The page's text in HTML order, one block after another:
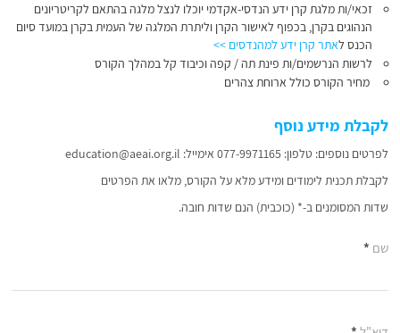
זכאי/ות מלגת קרן ידע הנדסי-אקדמי יוכלו לנצל מלגה בהתאם לקריטריונים
הנהוגים בקרן, בכפוף לאישור הקרן וליתרת המלגה של העמית בקרן במועד סיום
הכנסלאתר קרן ידע למהנדסים >>
לרשות הנרשמים/ות פינת תה / קפה וכיבוד קל במהלך הקורס
מחיר הקורס כולל ארוחת צהרים
לקבלת מידע נוסף
לפרטים נוספים: טלפון: 077-9971165 אימייל: education@aeai.org.il
לקבלת תכנית לימודים ומידע מלא על הקורס, מלאו את הפרטים
שדות המסומנים ב-* (כוכבית) הנם שדות חובה.
שם *